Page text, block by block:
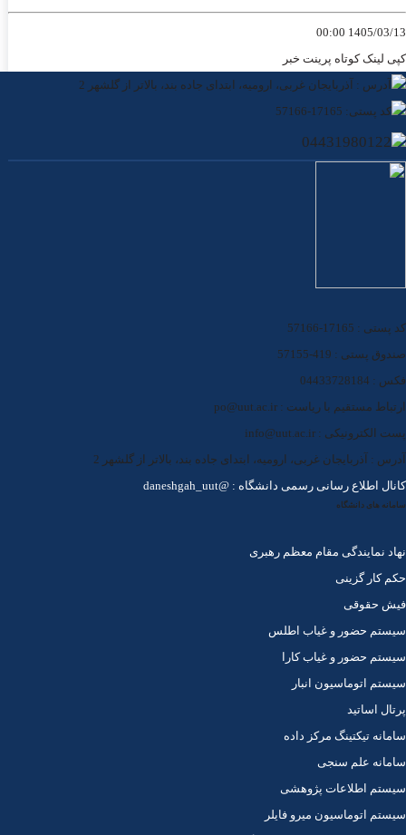
1405/03/13 00:00
کپی لینک کوتاه پرینت خبر
آدرس : آذربایجان غربی، ارومیه، ابتدای جاده بند، بالاتر از گلشهر 2
کد پستی: 17165-57166
04431980122
کد پستی : 17165-57166
صندوق پستی : 419-57155
فکس : 04433728184
ارتباط مستقیم با ریاست : po@uut.ac.ir
پست الکترونیکی : info@uut.ac.ir
آدرس : آذربایجان غربی، ارومیه، ابتدای جاده بند، بالاتر از گلشهر 2
کانال اطلاع رسانی رسمی دانشگاه : @daneshgah_uut
سامانه های دانشگاه
نهاد نمایندگی مقام معظم رهبری
حکم کار گزینی
فیش حقوقی
سیستم حضور و غیاب اطلس
سیستم حضور و غیاب کارا
سیستم اتوماسیون انبار
پرتال اساتید
سامانه تیکتینگ مرکز داده
سامانه علم سنجی
سیستم اطلاعات پژوهشی
سیستم اتوماسیون میرو فایلر